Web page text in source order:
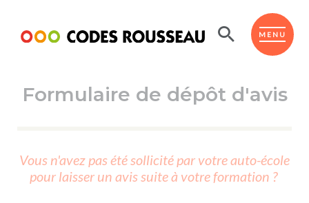
MENU
ESPACE ÉLÈVE
Code de la route
Passer l'ASSR
Réviser le code
Formulaire de dépôt d'avis
Vous n'avez pas été sollicité par votre auto-école
pour laisser un avis suite à votre formation ?